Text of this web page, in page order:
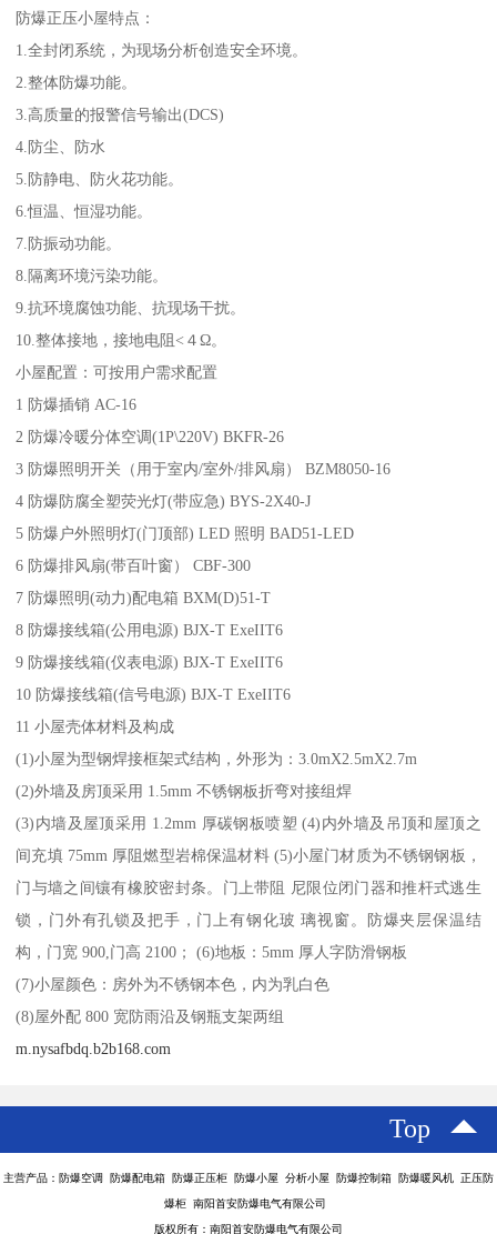
防爆正压小屋特点：
1.全封闭系统，为现场分析创造安全环境。
2.整体防爆功能。
3.高质量的报警信号输出(DCS)
4.防尘、防水
5.防静电、防火花功能。
6.恒温、恒湿功能。
7.防振动功能。
8.隔离环境污染功能。
9.抗环境腐蚀功能、抗现场干扰。
10.整体接地，接地电阻<４Ω。
小屋配置：可按用户需求配置
1 防爆插销 AC-16
2 防爆冷暖分体空调(1P\220V) BKFR-26
3 防爆照明开关（用于室内/室外/排风扇） BZM8050-16
4 防爆防腐全塑荧光灯(带应急) BYS-2X40-J
5 防爆户外照明灯(门顶部) LED 照明 BAD51-LED
6 防爆排风扇(带百叶窗） CBF-300
7 防爆照明(动力)配电箱 BXM(D)51-T
8 防爆接线箱(公用电源) BJX-T ExeIIT6
9 防爆接线箱(仪表电源) BJX-T ExeIIT6
10 防爆接线箱(信号电源) BJX-T ExeIIT6
11 小屋壳体材料及构成
(1)小屋为型钢焊接框架式结构，外形为：3.0mX2.5mX2.7m
(2)外墙及房顶采用 1.5mm 不锈钢板折弯对接组焊
(3)内墙及屋顶采用 1.2mm 厚碳钢板喷塑 (4)内外墙及吊顶和屋顶之
间充填 75mm 厚阻燃型岩棉保温材料 (5)小屋门材质为不锈钢钢板，
门与墙之间镶有橡胶密封条。门上带阻 尼限位闭门器和推杆式逃生
锁，门外有孔锁及把手，门上有钢化玻 璃视窗。防爆夹层保温结
构，门宽 900,门高 2100； (6)地板：5mm 厚人字防滑钢板
(7)小屋颜色：房外为不锈钢本色，内为乳白色
(8)屋外配 800 宽防雨沿及钢瓶支架两组
m.nysafbdq.b2b168.com
Top
主营产品：防爆空调 防爆配电箱 防爆正压柜 防爆小屋 分析小屋 防爆控制箱 防爆暖风机 正压防
爆柜 南阳首安防爆电气有限公司
版权所有：南阳首安防爆电气有限公司